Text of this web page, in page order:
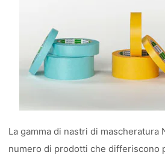
La gamma di nastri di mascheratura
numero di prodotti che differiscono